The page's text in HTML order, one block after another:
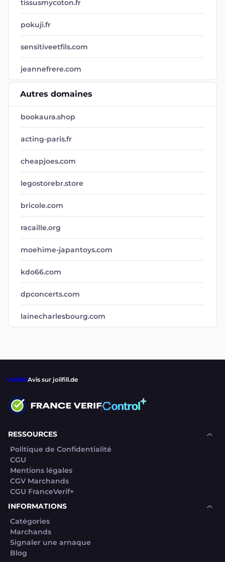
tissusmycoton.fr
pokuji.fr
sensitiveetfils.com
jeannefrere.com
Autres domaines
bookaura.shop
acting-paris.fr
cheapjoes.com
legostorebr.store
bricole.com
racaille.org
moehime-japantoys.com
kdo66.com
dpconcerts.com
lainecharlesbourg.com
VerifierAvis sur jolifill.de
RESSOURCES
Politique de Confidentialité
CGU
Mentions légales
CGV Marchands
CGU FranceVerif+
INFORMATIONS
Catégories
Marchands
Signaler une arnaque
Blog